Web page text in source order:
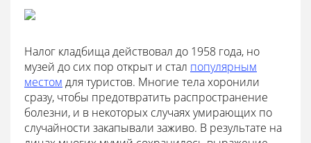
Налог кладбища действовал до 1958 года, но
музей до сих пор открыт и стал популярным
местом для туристов. Многие тела хоронили
сразу, чтобы предотвратить распространение
болезни, и в некоторых случаях умирающих по
случайности закапывали заживо. В результате на